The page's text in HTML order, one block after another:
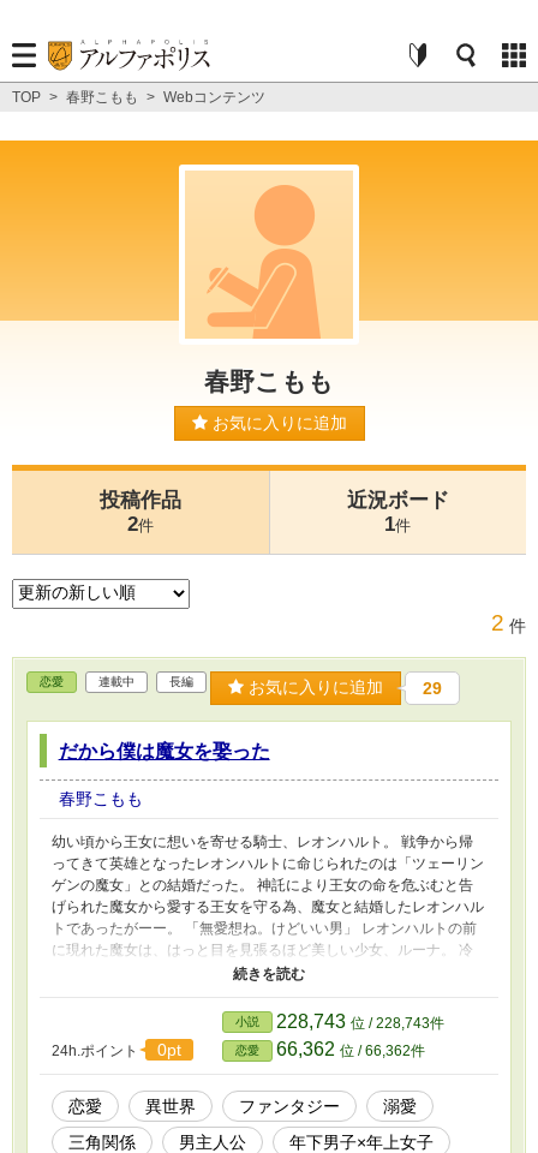
TOP > 春野こもも > Webコンテンツ
春野こもも
お気に入りに追加
投稿作品
2件
近況ボード
1件
2 件
恋愛 連載中 長編 お気に入りに追加 29
だから僕は魔女を娶った
春野こもも
幼い頃から王女に想いを寄せる騎士、レオンハルト。 戦争から帰
ってきて英雄となったレオンハルトに命じられたのは「ツェーリン
ゲンの魔女」との結婚だった。 神託により王女の命を危ぶむと告
げられた魔女から愛する王女を守る為、魔女と結婚したレオンハル
トであったがーー。 「無愛想ね。けどいい男」 レオンハルトの前
に現れた魔女は、はっと目を見張るほど美しい少女、ルーナ。 冷
たい美貌を持つルーナはその見かけによらず、おてんばでおしゃべ
てわんわん泣いたり、いい匂いがして緊張したり。 王女様が好き
なはずなのに、無邪気で気まぐれなルーナに振り回されるうちにレ
オンハルトはどんどん自分の気持ちが分からなくなってきて……？
「この結婚に賭けてみようと思います。私の人生を」 ラブコメ風
味、だけどちょっぴりしょっぱい。 年上の妻に振り回される年下
男子が主人公の異世界恋愛ファンタジー！
24h.ポイント 0pt
小説 228,743 位 / 228,743件
恋愛 66,362 位 / 66,362件
恋愛 異世界 ファンタジー
溺愛
三角関係
男主人公
年下男子×年上女子